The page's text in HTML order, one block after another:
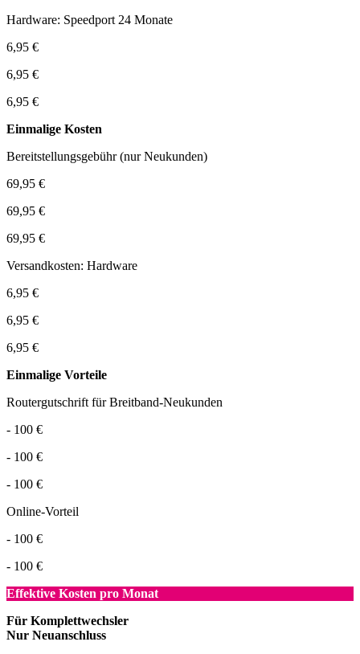
Hardware: Speedport 24 Monate
6,95 €
6,95 €
6,95 €
Einmalige Kosten
Bereitstellungsgebühr (nur Neukunden)
69,95 €
69,95 €
69,95 €
Versandkosten: Hardware
6,95 €
6,95 €
6,95 €
Einmalige Vorteile
Routergutschrift für Breitband-Neukunden
- 100 €
- 100 €
- 100 €
Online-Vorteil
- 100 €
- 100 €
Effektive Kosten pro Monat
Für Komplettwechsler
Nur Neuanschluss